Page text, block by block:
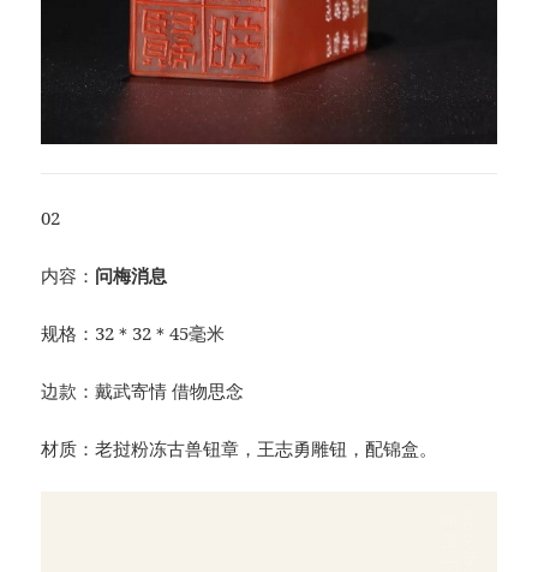
02
内容： 问梅消息
规格：32＊32＊45毫米
边款：戴武寄情 借物思念
材质：老挝粉冻古兽钮章，王志勇雕钮，配锦盒。